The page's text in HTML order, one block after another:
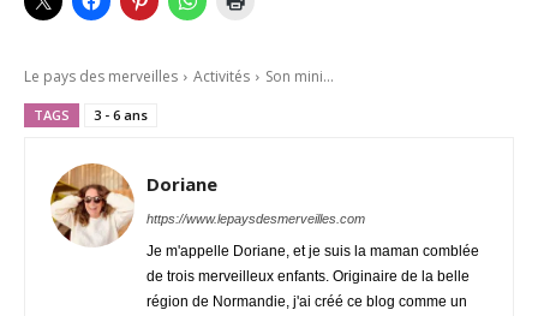
Le pays des merveilles Activités Son mini...
TAGS 3 - 6 ans
Doriane
https://www.lepaysdesmerveilles.com
Je m'appelle Doriane, et je suis la maman comblée
de trois merveilleux enfants. Originaire de la belle
région de Normandie, j'ai créé ce blog comme un